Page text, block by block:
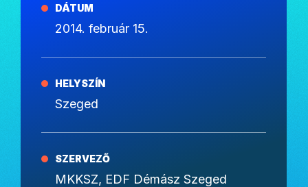
DÁTUM
2014. február 15.
HELYSZÍN
Szeged
SZERVEZŐ
MKKSZ, EDF Démász Szeged